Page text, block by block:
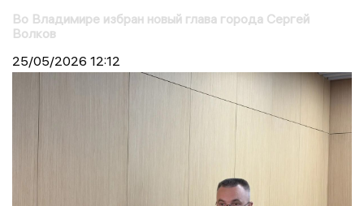
Во Владимире избран новый глава города Сергей
Волков
25/05/2026 12:12